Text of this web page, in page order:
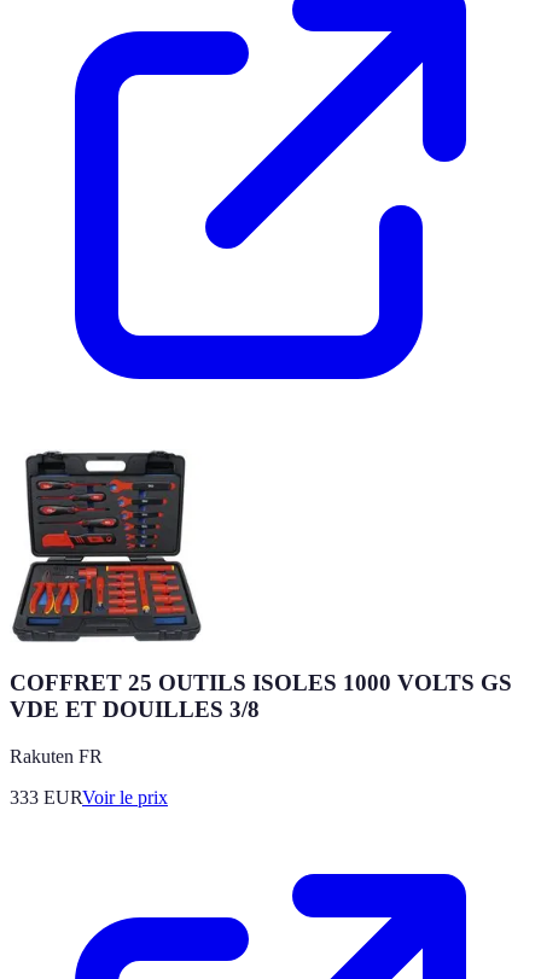
COFFRET 25 OUTILS ISOLES 1000 VOLTS GS
VDE ET DOUILLES 3/8
Rakuten FR
333 EURVoir le prix